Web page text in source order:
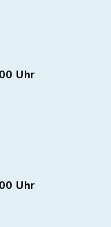
Uhr
Uhr